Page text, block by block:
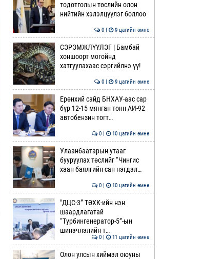
тодотголын төслийн олон
нийтийн хэлэлцүүлэг боллоо
0 | 9 цагийн өмнө
СЭРЭМЖЛҮҮЛЭГ | Бамбай
хоншоорт могойнд
хатгуулахаас сэргийлнэ үү!
0 | 9 цагийн өмнө
Ерөнхий сайд БНХАУ-аас сар
бүр 12-15 мянган тонн АИ-92
автобензин тогт…
0 | 10 цагийн өмнө
Улаанбаатарын утааг
бууруулах төслийг “Чингис
хаан баялгийн сан нэгдэл…
0 | 10 цагийн өмнө
"ДЦС-3” ТӨХК-ийн нэн
шаардлагатай
“Турбингенератор-5”-ын
шинэчлэлийн т…
0 | 11 цагийн өмнө
Олон улсын хиймэл оюуны